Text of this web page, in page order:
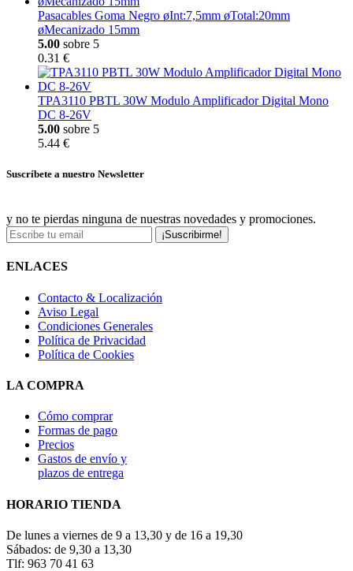
Pasacables Goma Negro øInt:7,5mm øTotal:20mm
øMecanizado 15mm
5.00 sobre 5
0.31 €
TPA3110 PBTL 30W Modulo Amplificador Digital Mono
DC 8-26V
5.00 sobre 5
5.44 €
Suscríbete a nuestro Newsletter
y no te pierdas ninguna de nuestras novedades y promociones.
¡Suscribirme!
ENLACES
Contacto & Localización
Aviso Legal
Condiciones Generales
Política de Privacidad
Política de Cookies
LA COMPRA
Cómo comprar
Formas de pago
Precios
Gastos de envío y
plazos de entrega
HORARIO TIENDA
De lunes a viernes de 9 a 13,30 y de 16 a 19,30
Sábados: de 9,30 a 13,30
Tlf: 963 70 41 63